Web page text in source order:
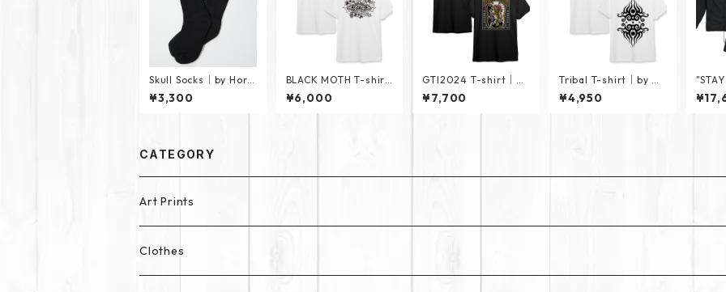
Skull Socks｜by Hori
hiyu
¥3,300
BLACK MOTH T-shirt
｜by Horihina
¥6,000
GTI2024 T-shirt｜by
Horihina
¥7,700
Tribal T-shirt｜by Ho
rihito
¥4,950
acket
CATEGORY
Art Prints
Clothes